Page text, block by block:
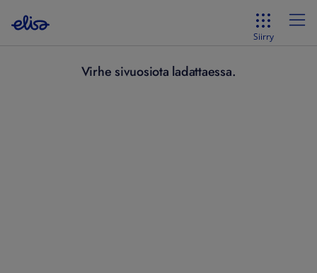
Siirry
Virhe sivuosiota ladattaessa.